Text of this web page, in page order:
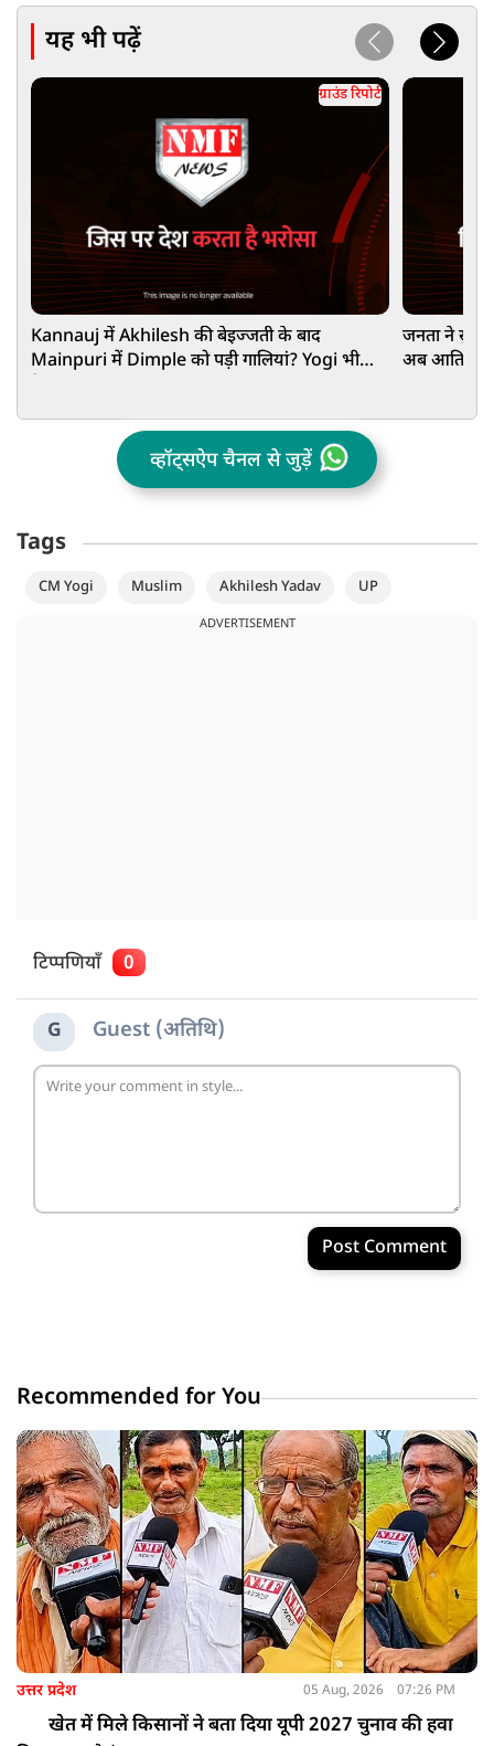
यह भी पढ़ें
ग्राउंड रिपोर्ट
Kannauj में Akhilesh की बेइज्जती के बाद
Mainpuri में Dimple को पड़ी गालियां? Yogi भी
जनता ने
अब आतिशी
व्हॉट्सऐप चैनल से जुड़ें
Tags
CM Yogi Muslim Akhilesh Yadav UP
ADVERTISEMENT
टिप्पणियाँ 0
G Guest (अतिथि)
Post Comment
Recommended for You
उत्तर प्रदेश 05 Aug, 2026 07:26 PM
खेत में मिले किसानों ने बता दिया यूपी 2027 चुनाव की हवा